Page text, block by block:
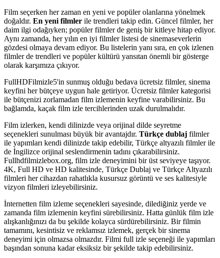
Film seçerken her zaman en yeni ve popüler olanlarına yönelmek
doğaldır. En yeni filmler ile trendleri takip edin. Güncel filmler, her
daim ilgi odağıyken; popüler filmler de geniş bir kitleye hitap ediyor.
Aynı zamanda, her yılın en iyi filmler listesi de sinemaseverlerin
gözdesi olmaya devam ediyor. Bu listelerin yanı sıra, en çok izlenen
filmler de trendleri ve popüler kültürü yansıtan önemli bir gösterge
olarak karşımıza çıkıyor.
FullHDFilmizle5'in sunmuş olduğu bedava ücretsiz filmler, sinema
keyfini her bütçeye uygun hale getiriyor. Ücretsiz filmler kategorisi
ile bütçenizi zorlamadan film izlemenin keyfine varabilirsiniz. Bu
bağlamda, kaçak film izle tercihlerinden uzak durulmalıdır.
Film izlerken, kendi dilinizde veya orijinal dilde seyretme
seçenekleri sunulması büyük bir avantajdır. Türkçe dublaj filmler
ile yapımları kendi dilinizde takip edebilir, Türkçe altyazılı filmler ile
de İngilizce orijinal seslendirmenin tadını çıkarabilirsiniz.
Fullhdfilmizlebox.org, film izle deneyimini bir üst seviyeye taşıyor.
4K, Full HD ve HD kalitesinde, Türkçe Dublaj ve Türkçe Altyazılı
filmleri her cihazdan rahatlıkla kusursuz görüntü ve ses kalitesiyle
vizyon filmleri izleyebilirsiniz.
İnternetten film izleme seçenekleri sayesinde, dilediğiniz yerde ve
zamanda film izlemenin keyfini sürebilirsiniz. Hatta günlük film izle
alışkanlığınızı da bu şekilde kolayca sürdürebilirsiniz. Bir filmin
tamamını, kesintisiz ve reklamsız izlemek, gerçek bir sinema
deneyimi için olmazsa olmazdır. Filmi full izle seçeneği ile yapımları
başından sonuna kadar eksiksiz bir şekilde takip edebilirsiniz.